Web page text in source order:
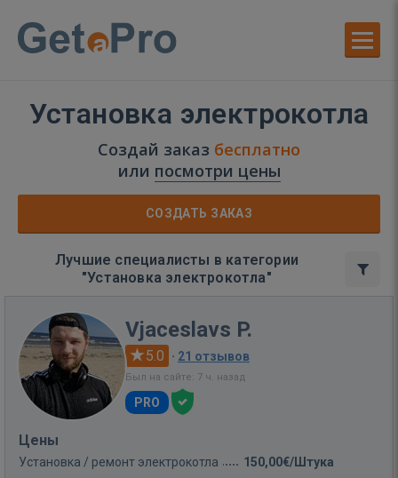
Установка электрокотла
Создай заказ бесплатно
или посмотри цены
СОЗДАТЬ ЗАКАЗ
Лучшие специалисты в категории
"Установка электрокотла"
Vjaceslavs P.
5.0 · 21 отзывов
Был на сайте: 7 ч. назад
PRO
Цены
Установка / ремонт электрокотла 150,00€/Штука